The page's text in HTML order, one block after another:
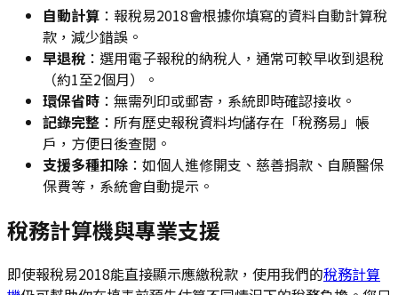
自動計算 ：報稅易2018會根據你填寫的資料自動計算稅
款，減少錯誤。
早退稅 ：選用電子報稅的納稅人，通常可較早收到退稅
（約1至2個月）。
環保省時 ：無需列印或郵寄，系統即時確認接收。
記錄完整 ：所有歷史報稅資料均儲存在「稅務易」帳
戶，方便日後查閱。
支援多種扣除 ：如個人進修開支、慈善捐款、自願醫保
保費等，系統會自動提示。
稅務計算機與專業支援
即使報稅易2018能直接顯示應繳稅款，使用我們的稅務計算